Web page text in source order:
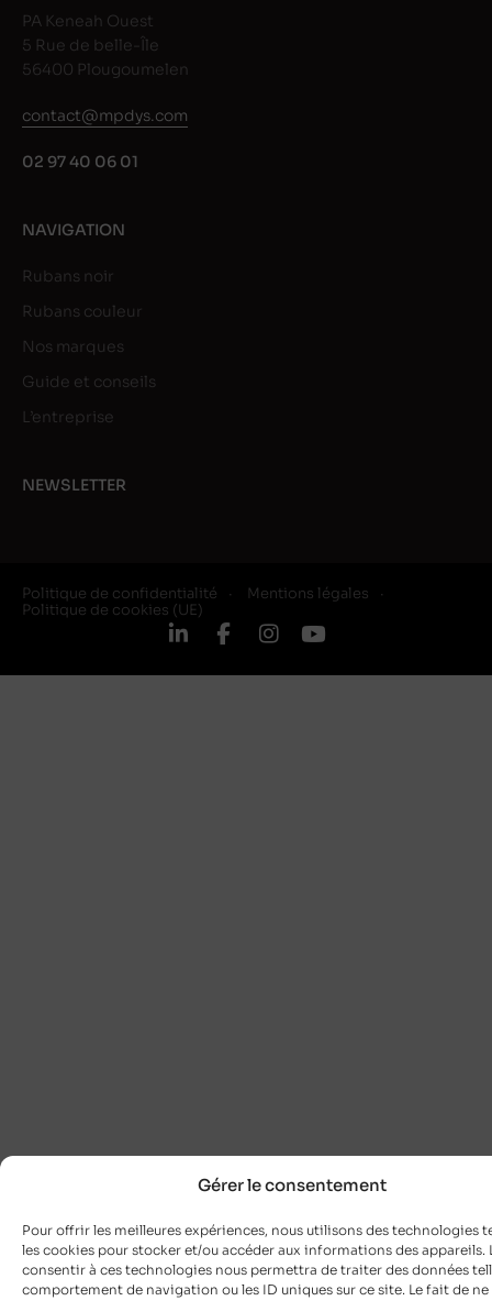
Gérer le consentement
Pour offrir les meilleures expériences, nous utilisons des technologies
les cookies pour stocker et/ou accéder aux informations des appareils.
consentir à ces technologies nous permettra de traiter des données
comportement de navigation ou les ID uniques sur ce site. Le fait de ne
PA Keneah Ouest
5 Rue de belle-Île
56400 Plougoumelen
contact@mpdys.com
02 97 40 06 01
NAVIGATION
Rubans noir
Rubans couleur
Nos marques
Guide et conseils
L’entreprise
NEWSLETTER
Politique de confidentialité
Mentions légales
Politique de cookies (UE)